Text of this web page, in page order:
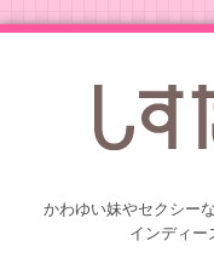
かわゆい妹やセクシー
インディー